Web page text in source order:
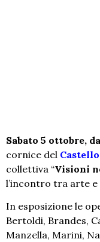
Sabato 5 ottobre,
cornice del
collettiva “Visioni
l’incontro tra arte
In esposizione le
Bertoldi, Brandes,
Manzella, Marini,